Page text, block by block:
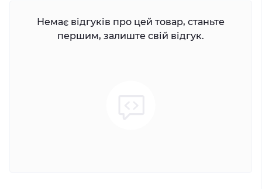
Немає відгуків про цей товар, станьте
першим, залиште свій відгук.